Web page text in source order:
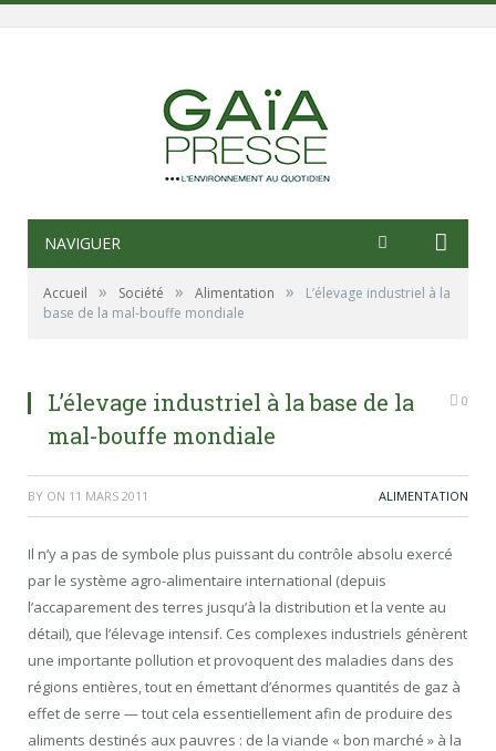
NAVIGUER
Accueil » Société » Alimentation »
L’élevage industriel à la
base de la mal-bouffe mondiale
L’élevage industriel à la base de la
mal-bouffe mondiale
0
BY ON 11 MARS 2011 ALIMENTATION
Il n’y a pas de symbole plus puissant du contrôle absolu exercé
par le système agro-alimentaire international (depuis
l’accaparement des terres jusqu’à la distribution et la vente au
détail), que l’élevage intensif. Ces complexes industriels génèrent
une importante pollution et provoquent des maladies dans des
régions entières, tout en émettant d’énormes quantités de gaz à
effet de serre — tout cela essentiellement afin de produire des
aliments destinés aux pauvres : de la viande « bon marché » à la